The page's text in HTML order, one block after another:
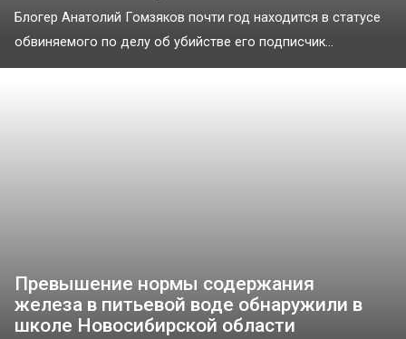
Блогер Анатолий Гомзяков почти год находится в статусе
обвиняемого по делу об убийстве его подписчик...
Превышение нормы содержания
железа в питьевой воде обнаружили в
школе Новосибирской области